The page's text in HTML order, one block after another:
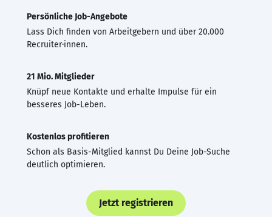
Persönliche Job-Angebote
Lass Dich finden von Arbeitgebern und über 20.000
Recruiter·innen.
21 Mio. Mitglieder
Knüpf neue Kontakte und erhalte Impulse für ein
besseres Job-Leben.
Kostenlos profitieren
Schon als Basis-Mitglied kannst Du Deine Job-Suche
deutlich optimieren.
Jetzt registrieren